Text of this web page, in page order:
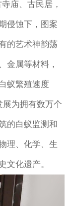
庙、古民居，
侵蚀下，图案
的艺术神韵荡
金属等材料，
蚁繁殖速度
为拥有数万个
的白蚁监测和
理、化学、生
文化遗产。